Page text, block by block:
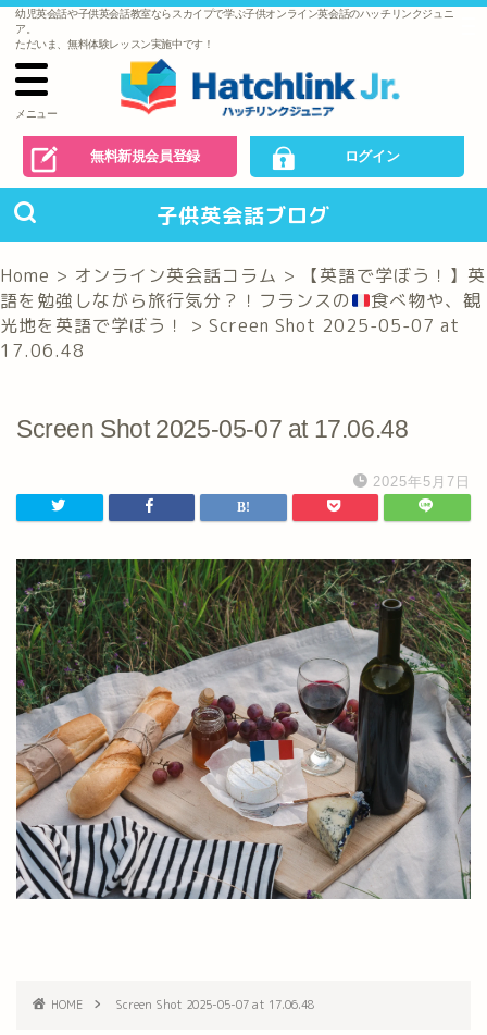
幼児英会話や子供英会話教室ならスカイプで学ぶ子供オンライン英会話のハッチリンクジュニ
ア。
ただいま、無料体験レッスン実施中です！
メニュー
無料新規会員登録 ログイン
子供英会話ブログ
Home > オンライン英会話コラム >
【英語で学ぼう！】英
語を勉強しながら旅行気分？！フランスの
食べ物や、観
光地を英語で学ぼう！
> Screen Shot 2025-05-07 at
17.06.48
Screen Shot 2025-05-07 at 17.06.48
2025年5月7日
HOME Screen Shot 2025-05-07 at 17.06.48